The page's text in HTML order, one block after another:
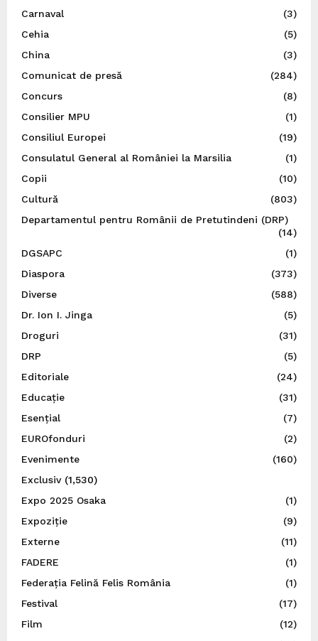
Carnaval
(3)
Cehia
(5)
China
(3)
Comunicat de presă
(284)
Concurs
(8)
Consilier MPU
(1)
Consiliul Europei
(19)
Consulatul General al României la Marsilia
(1)
Copii
(10)
Cultură
(803)
Departamentul pentru Românii de Pretutindeni (DRP)
(14)
DGSAPC
(1)
Diaspora
(373)
Diverse
(588)
Dr. Ion I. Jinga
(5)
Droguri
(31)
DRP
(5)
Editoriale
(24)
Educație
(31)
Esențial
(7)
EUROfonduri
(2)
Evenimente
(160)
Exclusiv(1,530)
Expo 2025 Osaka
(1)
Expoziție
(9)
Externe
(11)
FADERE
(1)
Federația Felină Felis România
(1)
Festival
(17)
Film
(12)